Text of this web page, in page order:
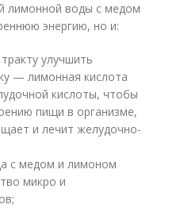
лимонной воды с медом
энергию, но и:
улучшить
— лимонная кислота
кислоты, чтобы
пищи в организме,
и лечит желудочно-
с медом и лимоном
микро и